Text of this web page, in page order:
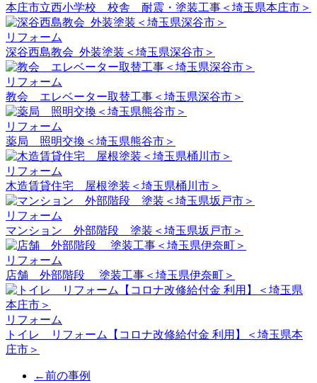
本庄市立西小学校 校舎 耐震・塗装工事＜埼玉県本庄市＞
リフォーム
深谷西島教会_外装塗装＜埼玉県深谷市＞
リフォーム
教会 エレベーター取替工事＜埼玉県深谷市＞
リフォーム
薬局 照明交換＜埼玉県熊谷市＞
リフォーム
木造賃貸住宅 屋根塗装＜埼玉県桶川市＞
リフォーム
マンション 外部階段 塗装＜埼玉県坂戸市＞
リフォーム
店舗 外部階段 塗装工事＜埼玉県伊奈町＞
リフォーム
トイレ リフォーム【コロナ改修給付金 利用】＜埼玉県本
庄市＞
←前の事例